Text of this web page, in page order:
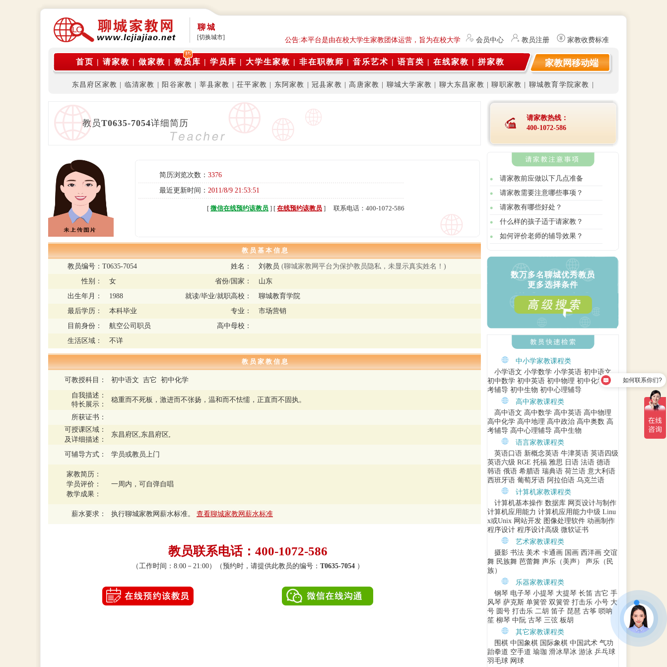
聊城
[切换城市] 公告:本平台是由在校大学生家教团体运营，旨为在校大学生及研究生（持有教师资格证）提供勤工俭学、社会实践兼职信
会员中心 教员注册 家教收费标准
首页 | 请家教 | 做家教 | 教员库 | 学员库 | 大学生家教 | 非在职教师 | 音乐艺术 | 语言类 | 在线家教 | 拼家教 家教网移动端
东昌府区家教 临清家教 阳谷家教 莘县家教 |茌平家教 东阿家教 冠县家教 高唐家教 聊城大学家教 聊大东昌家教 |聊职家教 聊城教育学院家教
教员T0635-7054详细简历
请家教热线：
400-1072-586
简历浏览次数： 3376
最近更新时间： 2011/8/9 21:53:51
[ 微信在线预约该教员 ] [ 在线预约该教员 ] 联系电话：400-1072-586
教 员 基 本 信 息
教员编号： T0635-7054 姓名： 刘教员 (聊城家教网平台为保护教员隐私，未显示真实姓名！)
性别：
女 省份/国家：
山东
出生年月：
1988 就读/毕业/就职高校：
聊城教育学院
最后学历：
本科毕业 专业：
市场营销
目前身份：
航空公司职员
高中母校：
生活区域：
不详
教 员 家 教 信 息
可教授科目： 初中语文 吉它 初中化学
自我描述：
特长展示：
稳重而不死板，激进而不张扬，温和而不怯懦，正直而不固执。
所获证书：
可授课区域：
及详细描述：
东昌府区,东昌府区,
可辅导方式： 学员或教员上门
家教简历：
学员评价：
教学成果：
一周内，可自弹自唱
薪水要求： 执行聊城家教网薪水标准。 查看聊城家教网薪水标准
教员联系电话：400-1072-586
（工作时间：8:00－21:00）（预约时，请提供此教员的编号： T0635-7054）
请家教前应做以下几点准备
请家教需要注意哪些事项？
请家教有哪些好处？
什么样的孩子适于请家教？
如何评价老师的辅导效果？
数万多名聊城优秀教员
更多选择条件
中小学家教课程类
小学语文 小学数学 小学英语 初中语文
初中数学 初中英语 初中物理 初中化学 中
考辅导 初中生物 初中心理辅导
高中家教课程类
高中语文 高中数学 高中英语 高中物理
高中化学 高中地理 高中政治 高中奥数 高
考辅导 高中心理辅导 高中生物
语言家教课程类
英语口语 新概念英语 牛津英语 英语四级
英语六级 RGE 托福 雅思 日语 法语 德语
韩语 俄语 希腊语 瑞典语 荷兰语 意大利语
西班牙语 葡萄牙语 阿拉伯语 乌克兰语
计算机家教课程类
计算机基本操作 数据库 网页设计与制作
计算机应用能力 计算机应用能力中级 Linu
x或Unix 网站开发 图像处理软件 动画制作
程序设计 程序设计高级 微软证书
艺术家教课程类
摄影 书法 美术 卡通画 国画 西洋画 交谊
舞 民族舞 芭蕾舞 声乐（美声）
声乐（民
族）
乐器家教课程类
钢琴 电子琴 小提琴 大提琴 长笛 吉它 手
风琴 萨克斯 单簧管 双簧管 打击乐 小号 大
号 圆号 打击乐 二胡 笛子 琵琶 古筝 唢呐
笙 柳琴 中阮 古琴 三弦 板胡
其它家教课程类
围棋 中国象棋 国际象棋 中国武术 气功
跆拳道 空手道 瑜珈 滑冰旱冰 游泳 乒乓球
羽毛球 网球
如何联系你们?